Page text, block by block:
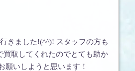
きました!(^^)! スタッフの方も
買取してくれたのでとても助か
願いしようと思います！